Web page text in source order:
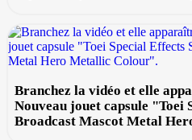
Branchez la vidéo et elle
Nouveau jouet capsule "Toei
Broadcast Mascot Metal